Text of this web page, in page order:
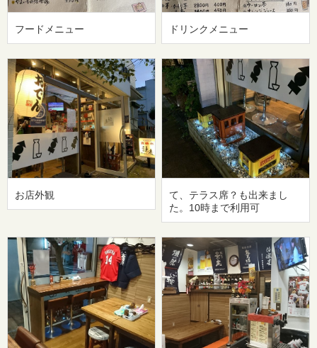
フードメニュー ドリンクメニュー
お店外観
て、テラス席？も出来まし
た。10時まで利用可